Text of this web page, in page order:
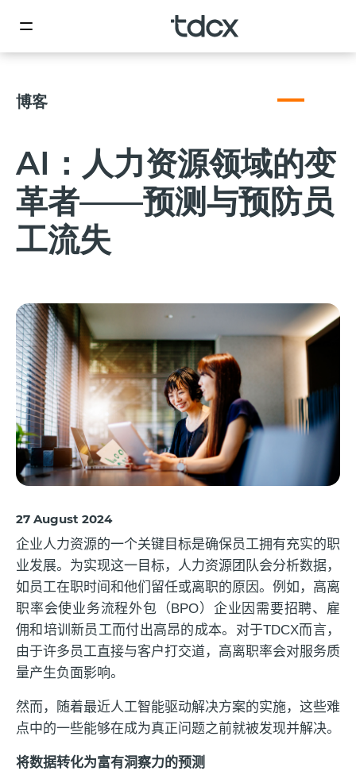
博客
AI：人力资源领域的变
革者——预测与预防员
工流失
27 August 2024
企业人力资源的一个关键目标是确保员工拥有充实的职
业发展。为实现这一目标，人力资源团队会分析数据，
如员工在职时间和他们留任或离职的原因。例如，高离
职率会使业务流程外包（BPO）企业因需要招聘、雇
佣和培训新员工而付出高昂的成本。对于TDCX而言，
由于许多员工直接与客户打交道，高离职率会对服务质
量产生负面影响。
然而，随着最近人工智能驱动解决方案的实施，这些难
点中的一些能够在成为真正问题之前就被发现并解决。
将数据转化为富有洞察力的预测